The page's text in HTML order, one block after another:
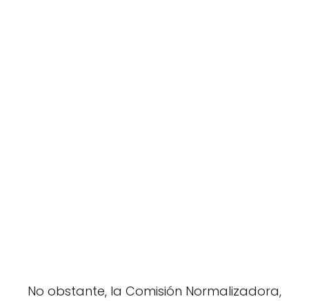
No obstante, la Comisión Normalizadora,